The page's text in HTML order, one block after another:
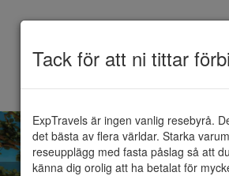
Tack för att ni tittar förbi
ExpTravels är ingen vanlig resebyrå.
det bästa av flera världar. Starka
reseupplägg med fasta påslag så att
känna dig orolig att ha betalat för